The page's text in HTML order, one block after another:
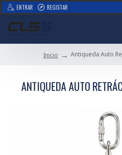
ENTRAR REGISTAR
Inicio Antiqueda Auto
ANTIQUEDA AUTO